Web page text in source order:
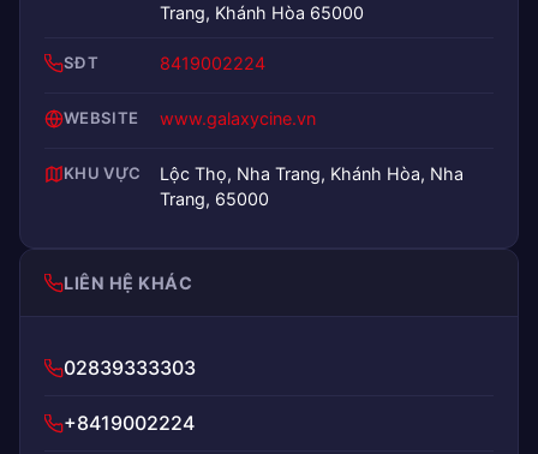
Trang, Khánh Hòa 65000
SĐT 8419002224
WEBSITE www.galaxycine.vn
KHU VỰC
Lộc Thọ, Nha Trang, Khánh Hòa, Nha
Trang, 65000
LIÊN HỆ KHÁC
02839333303
+8419002224